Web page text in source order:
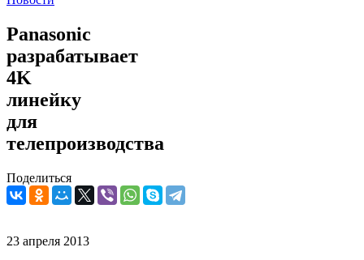
Panasonic
разрабатывает
4K
линейку
для
телепроизводства
Поделиться
23 апреля 2013